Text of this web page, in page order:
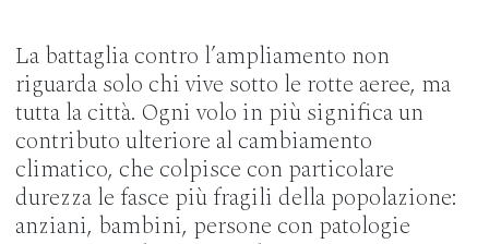
La battaglia contro l’ampliamento non
riguarda solo chi vive sotto le rotte aeree, ma
tutta la città. Ogni volo in più significa un
contributo ulteriore al cambiamento
climatico, che colpisce con particolare
durezza le fasce più fragili della popolazione:
anziani, bambini, persone con patologie